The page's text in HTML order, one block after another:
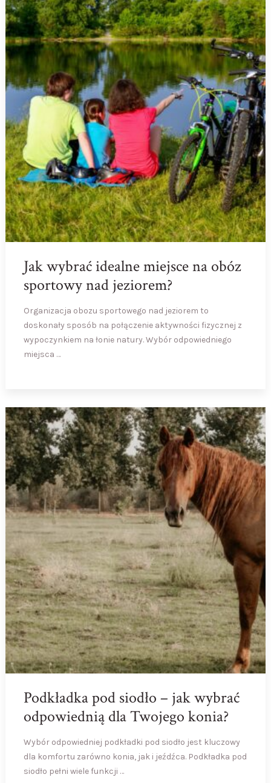
Jak wybrać idealne miejsce na obóz
sportowy nad jeziorem?
Organizacja obozu sportowego nad jeziorem to
doskonały sposób na połączenie aktywności fizycznej z
wypoczynkiem na łonie natury. Wybór odpowiedniego
miejsca …
Podkładka pod siodło – jak wybrać
odpowiednią dla Twojego konia?
Wybór odpowiedniej podkładki pod siodło jest kluczowy
dla komfortu zarówno konia, jak i jeźdźca. Podkładka pod
siodło pełni wiele funkcji …